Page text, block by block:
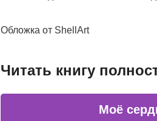
Обложка от ShellArt
Читать книгу
Моё